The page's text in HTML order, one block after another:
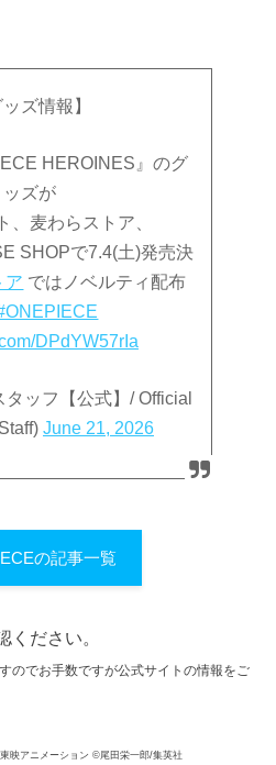
ッズ情報】
HEROINES』のグ
ッズが
、麦わらストア、
SHOPで7.4(土)発売決
ア ではノベルティ配布
DPdYW57rIa
ッフ【公式】/ Official
June 21, 2026
の記事一覧
ください。
のでお手数ですが公式サイトの情報をご
映アニメーション ©尾田栄一郎/集英社